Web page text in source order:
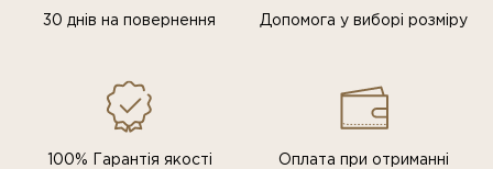
30 днів на повернення Допомога у виборі розміру
100% Гарантія якості Оплата при отриманні